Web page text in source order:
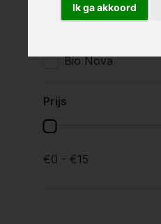
Ik ga akkoord
Merken
Bio Nova
Prijs
€0 - €15